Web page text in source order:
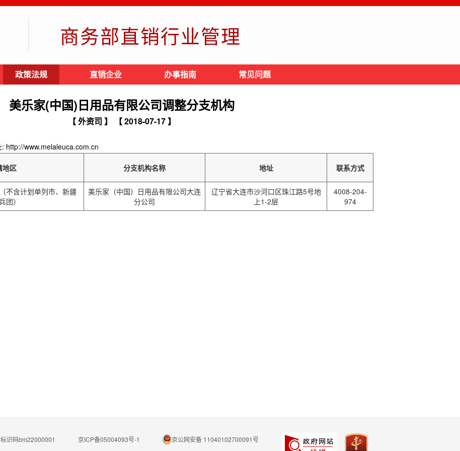
商务部直销行业管理
政策法规 直销企业 办事指南 常见问题
美乐家(中国)日用品有限公司调整分支机构
【 外资司 】 【 2018-07-17 】
http://www.melaleuca.com.cn
地区 分支机构名称 地址 联系方式
不含计划单列市、新疆
团）
美乐家（中国）日用品有限公司大连
分公司
辽宁省大连市沙河口区珠江路5号地
上1-2层
4008-204-
974
识码bm22000001 京ICP备05004093号-1
京公网安备 11040102700091号